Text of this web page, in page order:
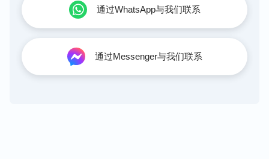
通过WhatsApp与我们联系
通过Messenger与我们联系